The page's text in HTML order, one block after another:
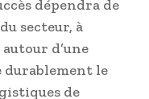
dépendra de
secteur, à
d’une
durablement le
de